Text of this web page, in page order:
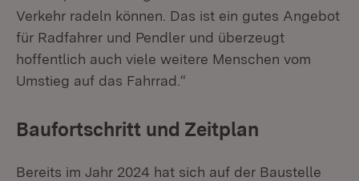
Verkehr radeln können. Das ist ein gutes Angebot
für Radfahrer und Pendler und überzeugt
hoffentlich auch viele weitere Menschen vom
Umstieg auf das Fahrrad.“
Baufortschritt und Zeitplan
Bereits im Jahr 2024 hat sich auf der Baustelle